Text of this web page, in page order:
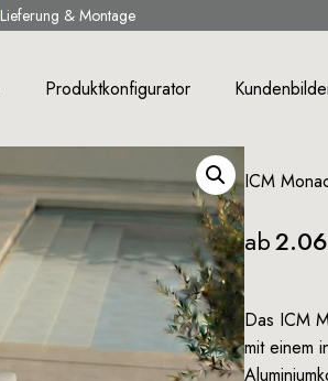
Lieferung & Montage
Produktkonfigurator
ICM
ab
Das ICM
mit einem